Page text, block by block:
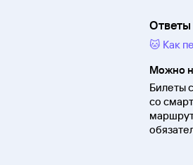
Ответы
🐱 Как
Можно
Билеты
со